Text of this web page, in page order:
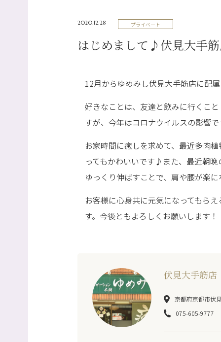
2020.12.28 プライベート
はじめまして♪伏見大手
12月からゆめみし伏見大手筋店に配
好きなことは、友達と飲みに行くこ
すが、今年はコロナウイルスの影響
お家時間に癒しを求めて、最近多肉
ってもかわいいです♪また、最近朝
ゆっくり伸ばすことで、肩や腰が楽
お客様に心身共に元気になってもら
す。今後ともよろしくお願いします！
伏見大手筋店
京都府京都市伏
075-605-9777